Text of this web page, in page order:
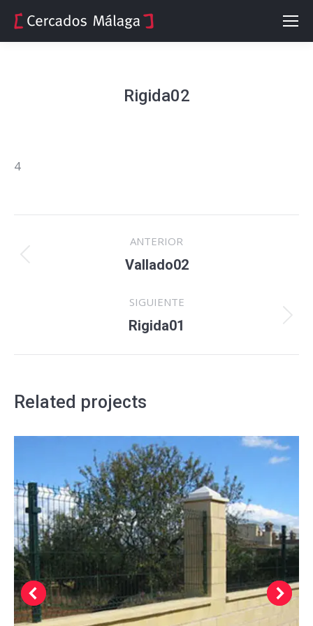
Rigida02
4
entre
ANTERIOR
Proyecto
Vallado02
SIGUIENTE
Proyecto
Rigida01
Related projects